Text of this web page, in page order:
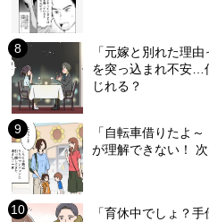
「元嫁と別れた理
を突っ込まれ不安…
じれる？
「自転車借りたよ
が理解できない！
「育休中でしょ？